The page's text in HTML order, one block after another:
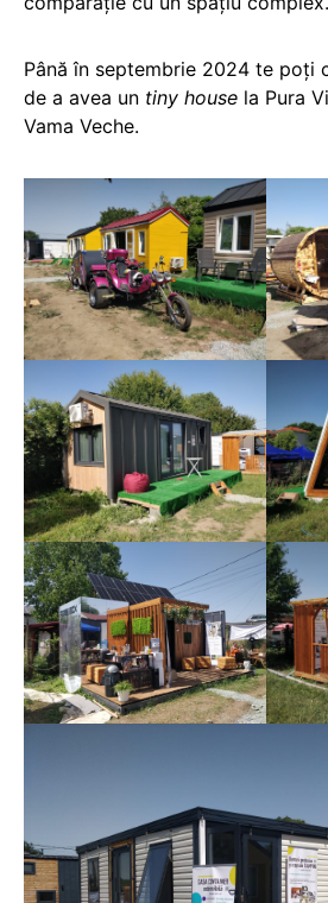
Până în septembrie 2024 te poți
de a avea un tiny house la Pura
Vama Veche.